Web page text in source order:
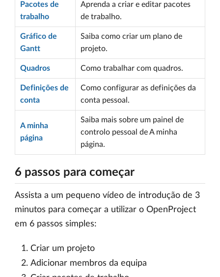
Pacotes de
trabalho
Aprenda a criar e editar pacotes
de trabalho.
Gráfico de
Gantt
Saiba como criar um plano de
projeto.
Quadros Como trabalhar com quadros.
Definições de
conta
Como configurar as definições da
conta pessoal.
A minha
página
Saiba mais sobre um painel de
controlo pessoal de A minha
página.
6 passos para começar
Assista a um pequeno vídeo de introdução de 3
minutos para começar a utilizar o OpenProject
em 6 passos simples:
Criar um projeto
Adicionar membros da equipa